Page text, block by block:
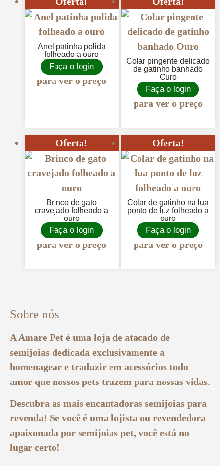
Anel patinha polida
folheado a ouro
Faça o login
para ver o preço
Colar pingente delicado
de gatinho banhado
Ouro
Faça o login
para ver o preço
Oferta!
Brinco de gato
cravejado folheado a
ouro
Faça o login
para ver o preço
Oferta!
Colar de gatinho na lua
ponto de luz folheado a
ouro
Faça o login
para ver o preço
Sobre nós
A Amare Pet é uma loja de atacado de
semijoias dedicada exclusivamente a
homenagear e traduzir em acessórios todo
amor que nossos pets trazem para nossas vidas.
Descubra as mais encantadoras semijoias para
revenda! Se você é uma lojista ou revendedora
apaixonada por semijoias pet, você está no
lugar certo!